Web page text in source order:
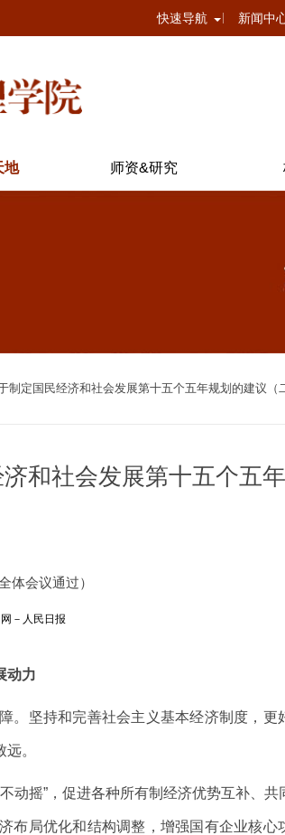
快速导航 新闻中
地 师资&研究
定国民经济和社会发展第十五个五年规划的建议（
和社会发展第十五个五
体会议通过）
网－人民日报
动力
坚持和完善社会主义基本经济制度，更
。
摇”，促进各种所有制经济优势互补、共
布局优化和结构调整，增强国有企业核心